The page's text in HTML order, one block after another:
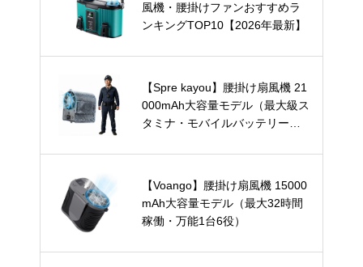
風機・腰掛けファンおすすめラ
ンキングTOP10【2026年最新】
【Spre kayou】腰掛け扇風機 21
000mAh大容量モデル（最大級ス
タミナ・モバイルバッテリー兼
【Voango】腰掛け扇風機 15000
mAh大容量モデル（最大32時間
稼働・万能1台6役）